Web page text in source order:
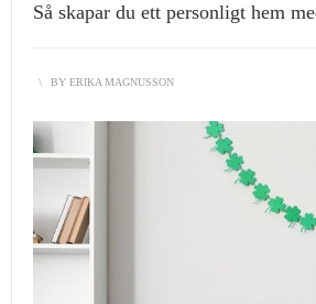
Så skapar du ett personligt hem
\ BY ERIKA MAGNUSSON